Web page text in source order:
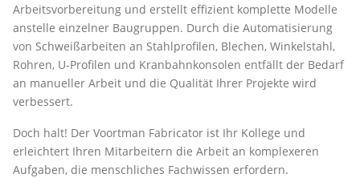
Arbeitsvorbereitung und erstellt effizient komplette Modelle
anstelle einzelner Baugruppen. Durch die Automatisierung
von Schweißarbeiten an Stahlprofilen, Blechen, Winkelstahl,
Rohren, U-Profilen und Kranbahnkonsolen entfällt der Bedarf
an manueller Arbeit und die Qualität Ihrer Projekte wird
verbessert.
Doch halt! Der Voortman Fabricator ist Ihr Kollege und
erleichtert Ihren Mitarbeitern die Arbeit an komplexeren
Aufgaben, die menschliches Fachwissen erfordern.